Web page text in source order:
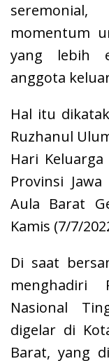
momentum
yang lebih
anggota
Hal itu
Ruzhanul
Hari
Provinsi
Aula Barat
Kamis (7/7/
Di saat
menghadiri
Nasional
digelar di
Barat, yang